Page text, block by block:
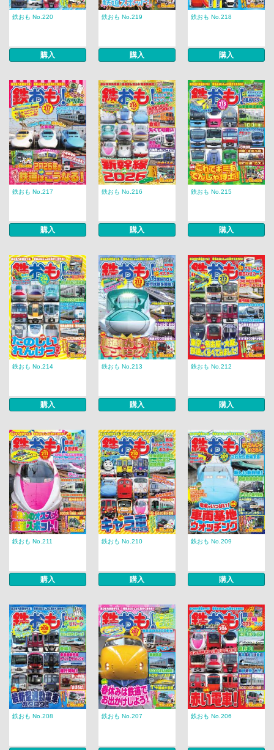
鉄おも No.220
購入
鉄おも No.219
購入
鉄おも No.218
購入
鉄おも No.217
購入
鉄おも No.216
購入
鉄おも No.215
購入
鉄おも No.214
購入
鉄おも No.213
購入
鉄おも No.212
購入
鉄おも No.211
購入
鉄おも No.210
購入
鉄おも No.209
購入
鉄おも No.208 鉄おも No.207 鉄おも No.206